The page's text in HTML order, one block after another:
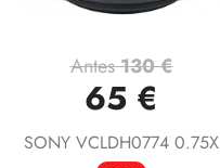
Antes130 €
65 €
SONY VCLDH0774 0.75X